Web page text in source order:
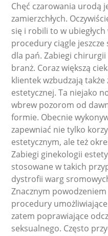
Chęć czarowania urodą
zamierzchłych.
się i robili to w
procedury ciągle
dla pań. Zabiegi
branż. Coraz większą
klientek wzbudzają
estetycznej. Ta niejako
wbrew pozorom od
formie. Obecnie
zapewniać nie tylko
estetycznym, ale też
Zabiegi ginekologii
stosowane w takich
dystrofii warg
Znacznym
procedury
zatem poprawiające
seksualnego. Często